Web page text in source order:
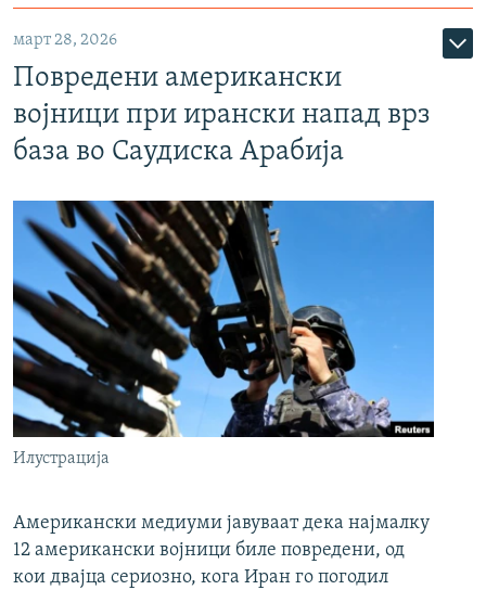
март 28, 2026
Повредени американски
војници при ирански напад врз
база во Саудиска Арабија
Илустрација
Американски медиуми јавуваат дека најмалку
12 американски војници биле повредени, од
кои двајца сериозно, кога Иран го погодил